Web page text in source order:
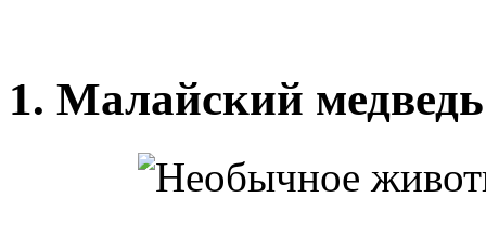
1. Малайский медведь